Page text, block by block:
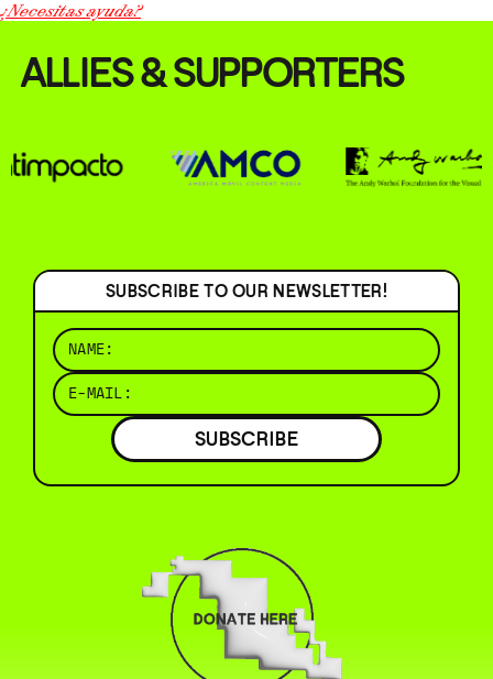
¿Necesitas ayuda?
ALLIES & SUPPORTERS
SUBSCRIBE TO OUR NEWSLETTER!
SUBSCRIBE